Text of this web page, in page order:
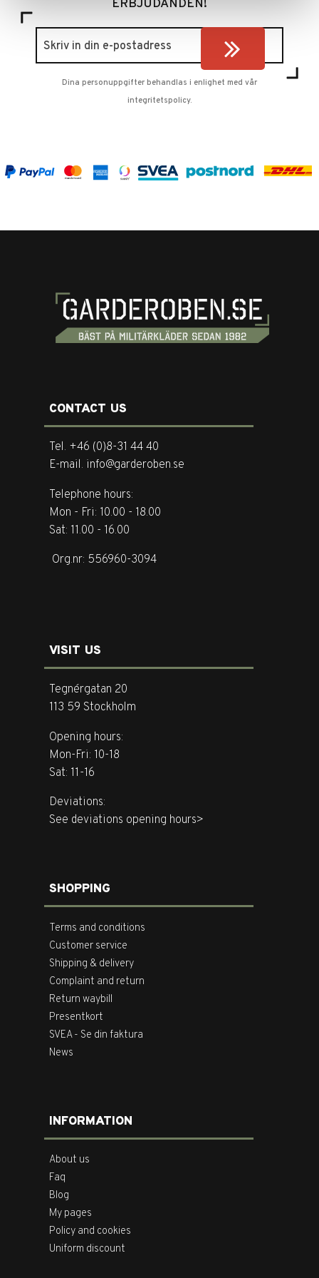
ERBJUDANDEN!
Dina personuppgifter behandlas i enlighet med vår
integritetspolicy.
CONTACT US
Tel. +46 (0)8-31 44 40
E-mail. info@garderoben.se
Telephone hours:
Mon - Fri: 10.00 - 18.00
Sat: 11.00 - 16.00
Org.nr: 556960-3094
VISIT US
Tegnérgatan 20
113 59 Stockholm
Opening hours:
Mon-Fri: 10-18
Sat: 11-16
Deviations:
See deviations opening hours>
SHOPPING
Terms and conditions
Customer service
Shipping & delivery
Complaint and return
Return waybill
Presentkort
SVEA - Se din faktura
News
INFORMATION
About us
Faq
Blog
My pages
Policy and cookies
Uniform discount